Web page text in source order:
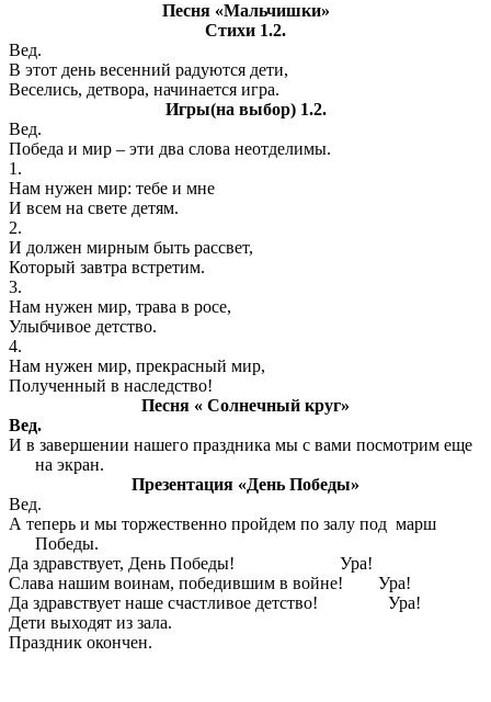
Песня «Мальчишки»
Стихи 1.2.
Вед.
В этот день весенний радуются дети,
Веселись, детвора, начинается игра.
Игры(на выбор) 1.2.
Вед.
Победа и мир – эти два слова неотделимы.
1.
Нам нужен мир: тебе и мне
И всем на свете детям.
2.
И должен мирным быть рассвет,
Который завтра встретим.
3.
Нам нужен мир, трава в росе,
Улыбчивое детство.
4.
Нам нужен мир, прекрасный мир,
Полученный в наследство!
Песня « Солнечный круг»
Вед.
И в завершении нашего праздника мы с вами посмотрим еще
на экран.
Презентация «День Победы»
Вед.
А теперь и мы торжественно пройдем по залу под марш
Победы.
Да здравствует, День Победы! Ура!
Слава нашим воинам, победившим в войне! Ура!
Да здравствует наше счастливое детство! Ура!
Дети выходят из зала.
Праздник окончен.